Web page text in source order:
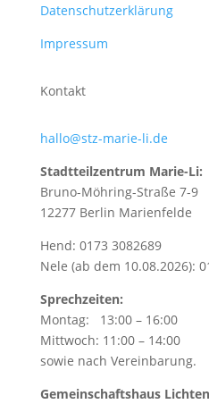
Datenschutzerklärung
Impressum
Kontakt
hallo@stz-marie-li.de
Stadtteilzentrum Marie-Li:
Bruno-Möhring-Straße 7-9
12277 Berlin Marienfelde
Hend: 0173 3082689
Nele (ab dem 10.08.2026):
Sprechzeiten:
Montag: 13:00 – 16:00
Mittwoch: 11:00 – 14:00
sowie nach Vereinbarung.
Gemeinschaftshaus